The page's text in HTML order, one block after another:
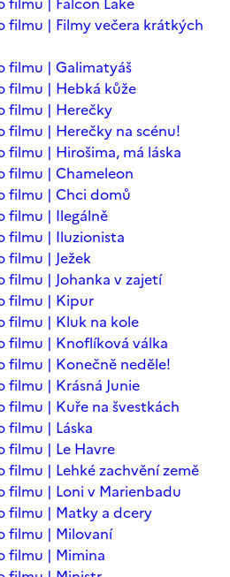
filmu | Filmy večera krátkých
filmu | Galimatyáš
filmu | Hebká kůže
filmu | Herečky
filmu | Herečky na scénu!
filmu | Hirošima, má láska
filmu | Chameleon
filmu | Chci domů
filmu | Ilegálně
filmu | Iluzionista
filmu | Ježek
filmu | Johanka v zajetí
filmu | Kipur
filmu | Kluk na kole
filmu | Knoflíková válka
filmu | Konečně neděle!
filmu | Krásná Junie
filmu | Kuře na švestkách
filmu | Láska
filmu | Le Havre
filmu | Lehké zachvění země
filmu | Loni v Marienbadu
filmu | Matky a dcery
filmu | Milovaní
filmu | Mimina